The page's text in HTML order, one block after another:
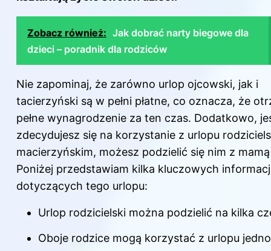
Zobacz również: Jak dobrać narty biegowe dla
dzieci – poradnik dla rodziców
Nie zapominaj, że zarówno urlop ojcowski, jak i
tacierzyński są w pełni płatne, co oznacza, że
pełne wynagrodzenie za ten czas. Dodatkowo,
zdecydujesz się na korzystanie z urlopu
macierzyńskim, możesz podzielić się nim z
Poniżej przedstawiam kilka kluczowych
dotyczących tego urlopu:
Urlop rodzicielski można podzielić na kilka
Oboje rodzice mogą korzystać z urlopu